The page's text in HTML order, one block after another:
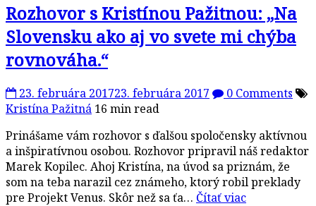
Rozhovor s Kristínou Pažitnou: „Na
Slovensku ako aj vo svete mi chýba
rovnováha.“
23. februára 201723. februára 2017
0 Comments
Kristína Pažitná 16 min read
Prinášame vám rozhovor s ďalšou spoločensky aktívnou
a inšpiratívnou osobou. Rozhovor pripravil náš redaktor
Marek Kopilec. Ahoj Kristína, na úvod sa priznám, že
som na teba narazil cez známeho, ktorý robil preklady
pre Projekt Venus. Skôr než sa ťa… Čítať viac